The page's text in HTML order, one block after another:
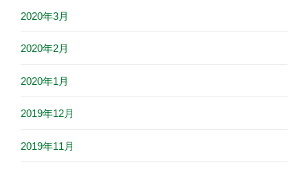
2020年3月
2020年2月
2020年1月
2019年12月
2019年11月